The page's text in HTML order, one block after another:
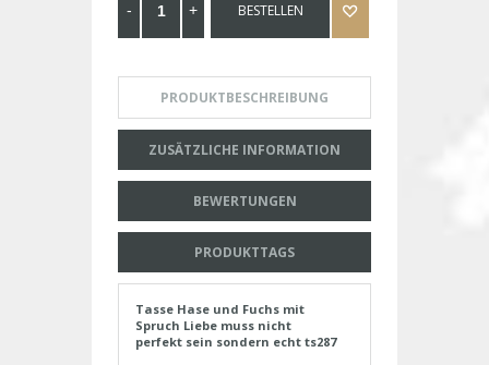
BESTELLEN
PRODUKTBESCHREIBUNG
ZUSÄTZLICHE INFORMATION
BEWERTUNGEN
PRODUKTTAGS
Tasse Hase und Fuchs mit
Spruch Liebe muss nicht
perfekt sein sondern echt ts287